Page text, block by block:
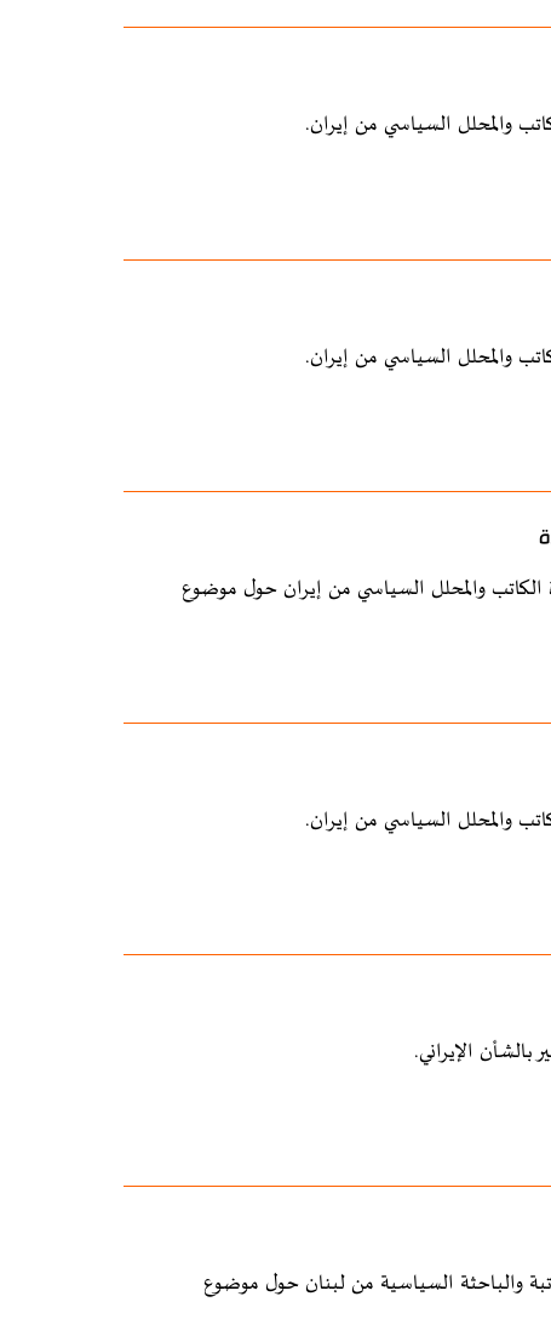
والمحلل السياسي من إيران.
والمحلل السياسي من إيران.
الكاتب والمحلل السياسي من إيران حول موضوع
والمحلل السياسي من إيران.
الإيراني.
والباحثة السياسية من لبنان حول موضوع